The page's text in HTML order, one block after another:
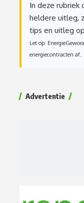
In deze rubriek
heldere uitleg,
tips en uitleg
Let op:
energiecontracten af.
Advertentie